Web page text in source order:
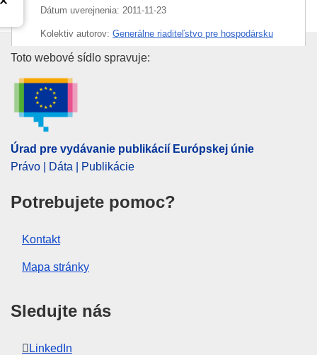
Dátum uverejnenia: 2011-11-23
Kolektiv autorov: Generálne riaditeľstvo pre hospodársku
Európska komisia
Úrad pre vydávanie publikácií
Toto webové sídlo spravuje:
Úrad pre vydávanie publikácií Európskej únie
Právo | Dáta | Publikácie
Potrebujete pomoc?
Kontakt
Mapa stránky
Sledujte nás
LinkedIn